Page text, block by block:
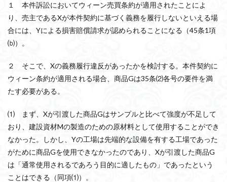
１ 本件訴訟においてウィーン売買条約が適用されたことによ
り、売主であるXが本件契約に基づく義務を履行しないといえる場
合には、Yによる損害賠償請求が認められることになる（45条1項
⒝）。
２ そこで、Xの義務履行違反があったかを検討する。本件契約に
ウィーン条約が適用される場合、商品Gは35条⑵各号の要件を満
たす必要がある。
⑴ まず、Xが引渡した商品Gはサンプルと比べて強度が不足して
おり、建設資材Mの製造のための原材料として使用することができ
なかった。しかし、Yの工場は先端的な設備を有する工場であった
がために商品Gを使用できなかったのであり、Xが引渡した商品G
は「通常使用されるであろう目的に適したもの」であったという
ことはできる（同項⑴）。